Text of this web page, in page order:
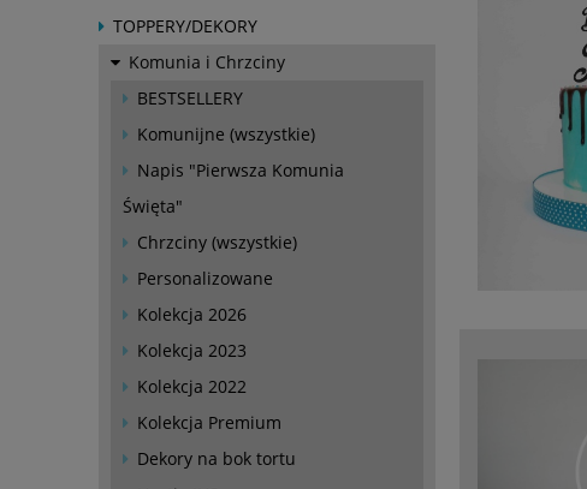
TOPPERY/DEKORY
Komunia i Chrzciny
BESTSELLERY
Komunijne (wszystkie)
Napis "Pierwsza Komunia
Święta"
Chrzciny (wszystkie)
Personalizowane
Kolekcja 2026
Kolekcja 2023
Kolekcja 2022
Kolekcja Premium
Dekory na bok tortu